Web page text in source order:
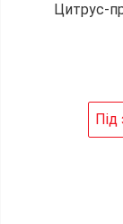
Цитрус-
Під